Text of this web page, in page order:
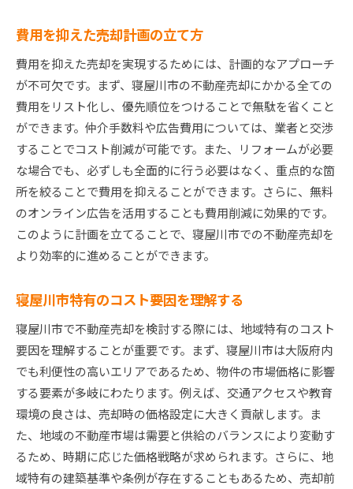
費用を抑えた売却計画の立て方
費用を抑えた売却を実現するためには、計画的なアプローチ
が不可欠です。まず、寝屋川市の不動産売却にかかる全ての
費用をリスト化し、優先順位をつけることで無駄を省くこと
ができます。仲介手数料や広告費用については、業者と交渉
することでコスト削減が可能です。また、リフォームが必要
な場合でも、必ずしも全面的に行う必要はなく、重点的な箇
所を絞ることで費用を抑えることができます。さらに、無料
のオンライン広告を活用することも費用削減に効果的です。
このように計画を立てることで、寝屋川市での不動産売却を
より効率的に進めることができます。
寝屋川市特有のコスト要因を理解する
寝屋川市で不動産売却を検討する際には、地域特有のコスト
要因を理解することが重要です。まず、寝屋川市は大阪府内
でも利便性の高いエリアであるため、物件の市場価格に影響
する要素が多岐にわたります。例えば、交通アクセスや教育
環境の良さは、売却時の価格設定に大きく貢献します。ま
た、地域の不動産市場は需要と供給のバランスにより変動す
るため、時期に応じた価格戦略が求められます。さらに、地
域特有の建築基準や条例が存在することもあるため、売却前